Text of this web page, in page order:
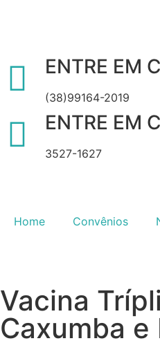
ENTRE EM
(38)99164-2019
ENTRE EM
3527-1627
Home Convênios
Vacina
Caxumba e